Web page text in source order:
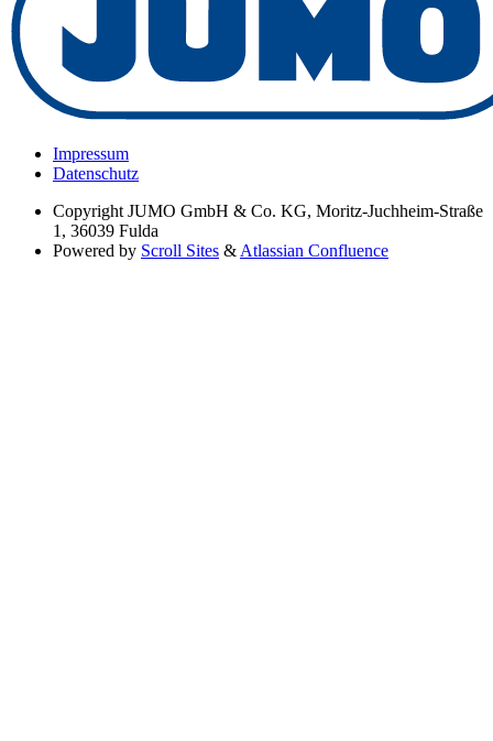
Impressum
Datenschutz
Copyright JUMO GmbH & Co. KG, Moritz-Juchheim-Straße
1, 36039 Fulda
Powered by Scroll Sites & Atlassian Confluence